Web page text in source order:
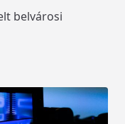
belvárosi